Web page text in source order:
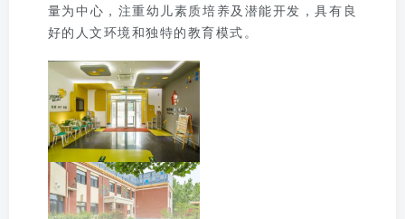
量为中心，注重幼儿素质培养及潜能开发，具有良
好的人文环境和独特的教育模式。